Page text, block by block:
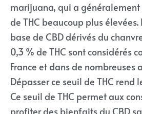
marijuana, qui a généralement
de THC beaucoup plus élevées.
base de CBD dérivés du
0,3 % de THC sont considérés
France et dans de nombreuses
Dépasser ce seuil de THC
Ce seuil de THC permet aux
profiter des bienfaits du CBD